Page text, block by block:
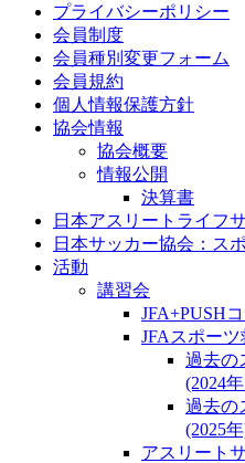
プライバシーポリシー
会員制度
会員種別変更フォーム
会員規約
個人情報保護方針
協会情報
協会概要
情報公開
決算書
日本アスリートライフ
日本サッカー協会：ス
活動
講習会
JFA+PUSH
JFAスポー
過去の
(2024
過去の
(2025
アスリート